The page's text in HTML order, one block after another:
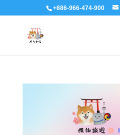
+886-966-474-900